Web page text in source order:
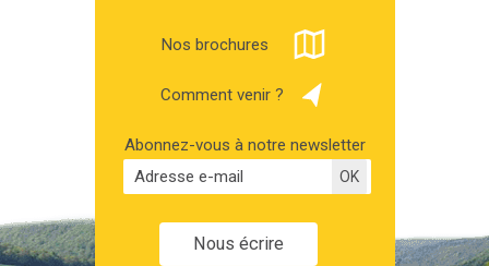
Nos brochures
Comment venir ?
Abonnez-vous à notre newsletter
Nous écrire